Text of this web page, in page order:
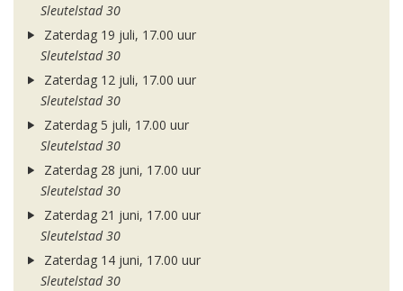
Sleutelstad 30
Zaterdag 19 juli, 17.00 uur
Sleutelstad 30
Zaterdag 12 juli, 17.00 uur
Sleutelstad 30
Zaterdag 5 juli, 17.00 uur
Sleutelstad 30
Zaterdag 28 juni, 17.00 uur
Sleutelstad 30
Zaterdag 21 juni, 17.00 uur
Sleutelstad 30
Zaterdag 14 juni, 17.00 uur
Sleutelstad 30